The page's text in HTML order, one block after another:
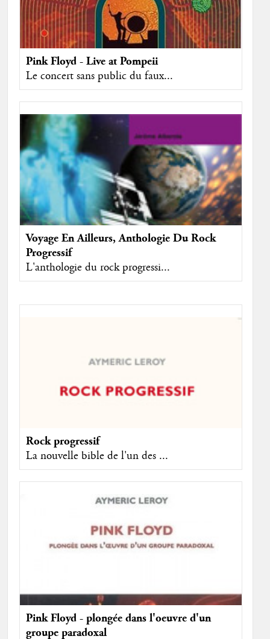
Pink Floyd - Live at Pompeii
Le concert sans public du faux...
Voyage En Ailleurs, Anthologie Du Rock
Progressif
L'anthologie du rock progressi...
Rock progressif
La nouvelle bible de l'un des ...
Pink Floyd - plongée dans l'oeuvre d'un
groupe paradoxal